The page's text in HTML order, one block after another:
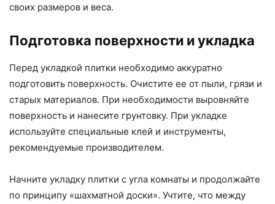
своих размеров и веса.
Подготовка поверхности и укладка
Перед укладкой плитки необходимо аккуратно
подготовить поверхность. Очистите ее от пыли, грязи и
старых материалов. При необходимости выровняйте
поверхность и нанесите грунтовку. При укладке
используйте специальные клей и инструменты,
рекомендуемые производителем.
Начните укладку плитки с угла комнаты и продолжайте
по принципу «шахматной доски». Учтите, что между